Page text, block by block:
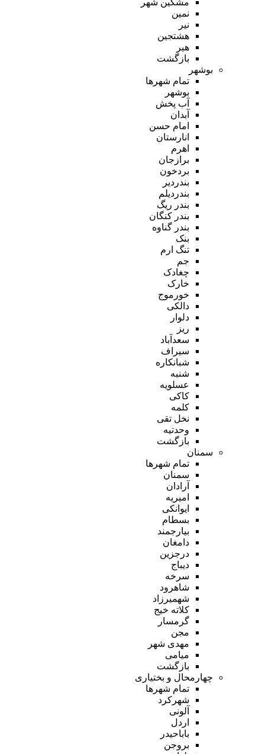
نمین
نیر
هشتجین
هیر
بازگشت
بوشهر
تمام شهر‌ها
بوشهر
آب پخش
آبدان
امام حسن
انارستان
اهرم
برازجان
بردخون
بندردیر
بندردیلم
بندر ریگ
بندر کنگان
بندر گناوه
بنک
تنگ ارم
جم
چغادک
خارک
خورموج
دالکی
دلوار
ریز
سعدآباد
سیراف
شبانکاره
شنبه
عسلویه
کاکی
کلمه
نخل تقی
وحدتیه
بازگشت
سمنان
تمام شهر‌ها
سمنان
آرادان
امیریه
ایوانکی
بسطام
بیارجمند
دامغان
درجزین
دیباج
سرخه
شاهرود
شهمیرزاد
کلاته خیج
گرمسار
مجن
مهدی شهر
میامی
بازگشت
چهارمحال و بختیاری
تمام شهر‌ها
شهرکرد
آلونی
اردل
باباحیدر
بروجن